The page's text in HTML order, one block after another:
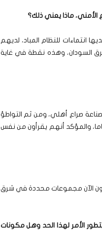
ماذا يعني ذلك؟
انتماءات للنظام المباد، لديهم
السودان، وهذه نقطة في غاية
صراع أهلي، ومن ثم التواطؤ
في الصراع ومن بعد تجريب ما جربته في دارفور وجنوب السودان من 50 عاما، والمؤكد أنهم يقرأون من نفس
الآن مجموعات محددة في شرق
الأمر لهذا الحد وهل مكونات